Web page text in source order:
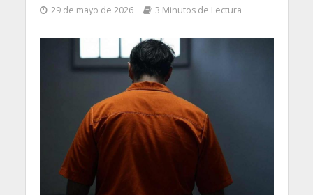
29 de mayo de 2026 3 Minutos de Lectura